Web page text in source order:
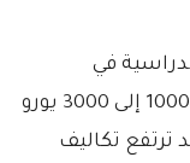
في
الجامعات الإسبانية الحكومية بين 1000 إلى 3000 يورو
ترتفع تكاليف